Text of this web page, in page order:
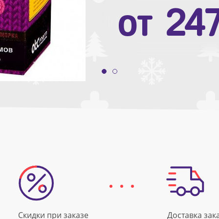
от
от
Скидки при заказе Доставка